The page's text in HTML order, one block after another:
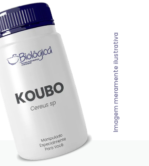
Imagem meramente ilustrativa